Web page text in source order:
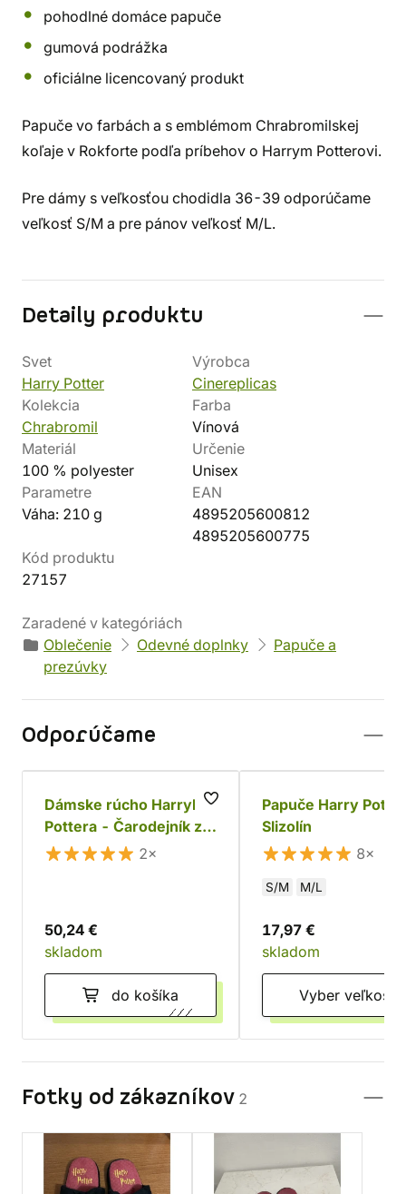
pohodlné domáce papuče
gumová podrážka
oficiálne licencovaný produkt
Papuče vo farbách a s emblémom Chrabromilskej
koľaje v Rokforte podľa príbehov o Harrym Potterovi.
Pre dámy s veľkosťou chodidla 36-39 odporúčame
veľkosť S/M a pre pánov veľkosť M/L.
Detaily produktu
Svet
Harry Potter
Výrobca
Cinereplicas
Kolekcia
Chrabromil
Farba
Vínová
Materiál
100 % polyester
Určenie
Unisex
Parametre
Váha: 210 g
EAN
4895205600812
4895205600775
Kód produktu
27157
Zaradené v kategóriách
Oblečenie
Odevné doplnky
Papuče a
prezúvky
Odporúčame
Dámske rúcho Harryho
Pottera - Čarodejník z
Chrabromilu 2×
50,24 €
skladom
do košíka
Papuče Harry
Slizolín
8×
S/M M/L
17,97 €
skladom
Vyber veľkosti
Fotky od zákazníkov 2